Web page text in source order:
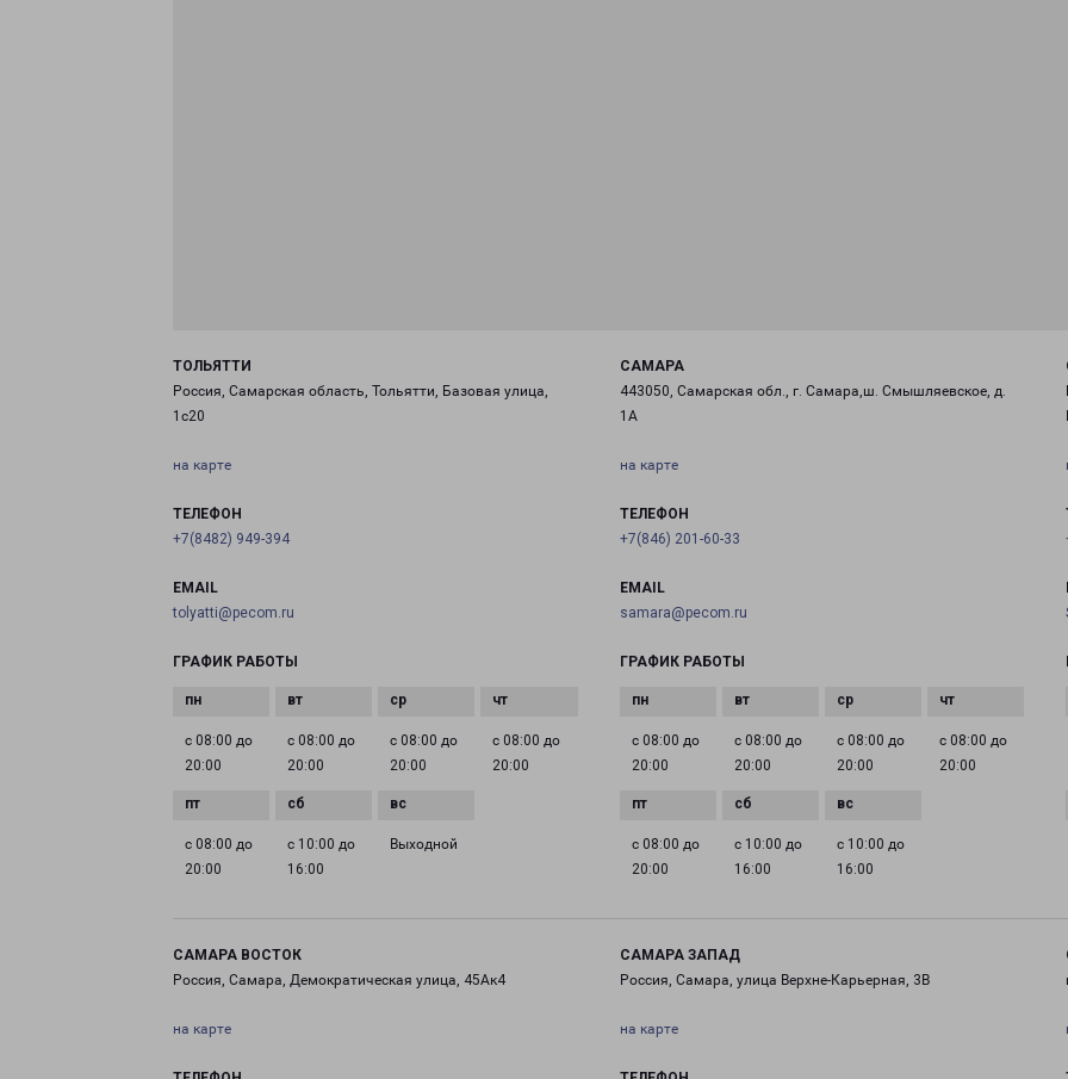
ТОЛЬЯТТИ
Россия, Самарская область, Тольятти, Базовая улица,
1с20
на карте
ТЕЛЕФОН
+7(8482) 949-394
EMAIL
tolyatti@pecom.ru
ГРАФИК РАБОТЫ
с 08:00 до
20:00
с 08:00 до
20:00
с 08:00 до
20:00
с 08:00 до
20:00
с 08:00 до
20:00
с 10:00 до
16:00
Выходной
САМАРА
443050, Самарская обл., г. Самара,ш. Смышляевское, д.
1А
на карте
ТЕЛЕФОН
+7(846) 201-60-33
EMAIL
samara@pecom.ru
ГРАФИК РАБОТЫ
с 08:00 до
20:00
с 08:00 до
20:00
с 08:00 до
20:00
с 08:00 до
20:00
с 08:00 до
20:00
с 10:00 до
16:00
с 10:00 до
16:00
САМАРА ВОСТОК
Россия, Самара, Демократическая улица, 45Ак4
на карте
САМАРА ЗАПАД
Россия, Самара, улица Верхне-Карьерная, 3В
на карте